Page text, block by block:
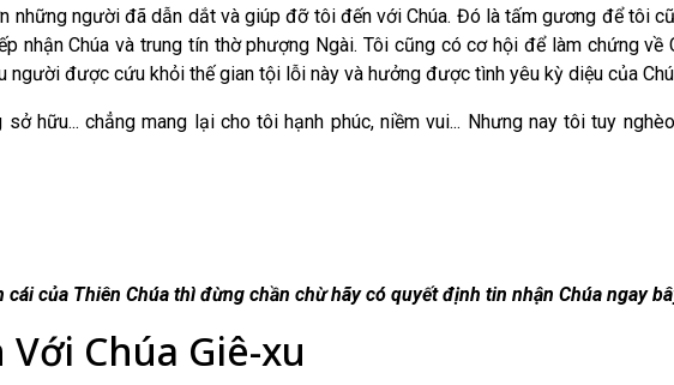
những người đã dẫn dắt và giúp đỡ tôi đến với Chúa. Đó là tấm gương để tôi
nhận Chúa và trung tín thờ phượng Ngài. Tôi cũng có cơ hội để làm chứng
người được cứu khỏi thế gian tội lỗi này và hưởng được tình yêu kỳ diệu của
hữu... chẳng mang lại cho tôi hạnh phúc, niềm vui... Nhưng nay tôi tuy
cái của Thiên Chúa thì đừng chần chừ hãy có quyết định tin nhận Chúa ngay
Chúa Giê-xu